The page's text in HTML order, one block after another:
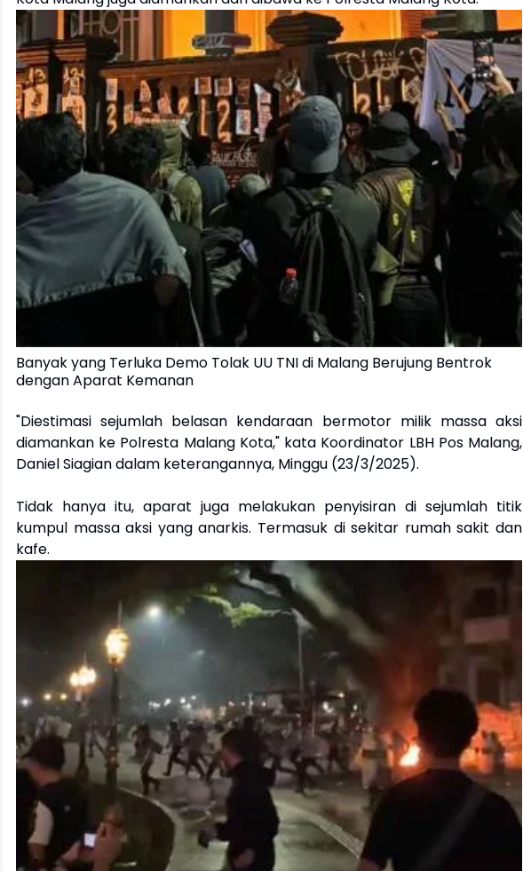
Banyak yang Terluka Demo Tolak UU TNI di Malang Berujung Bentrok
dengan Aparat Kemanan
"Diestimasi sejumlah belasan kendaraan bermotor milik massa aksi
diamankan ke Polresta Malang Kota," kata Koordinator LBH Pos Malang,
Daniel Siagian dalam keterangannya, Minggu (23/3/2025).
Tidak hanya itu, aparat juga melakukan penyisiran di sejumlah titik
kumpul massa aksi yang anarkis. Termasuk di sekitar rumah sakit dan
kafe.